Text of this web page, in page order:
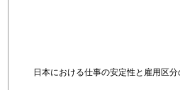
日本における仕事の安定性と雇用区